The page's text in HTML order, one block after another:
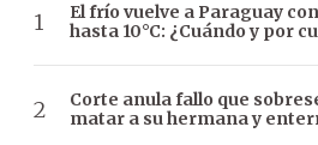
El frío vuelve a Paraguay
hasta 10°C: ¿Cuándo y por
Corte anula fallo que
matar a su hermana y